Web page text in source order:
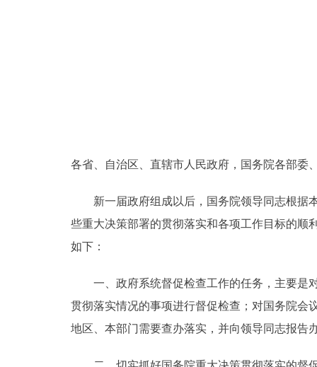
绿色北京
多语种
ENGLISH
DEUTSCH
各省、自治区、直辖市人民政府，国务院各部委
新一届政府组成以后，国务院领导同志根据本
些重大决策部署的贯彻落实和各项工作目标的顺
如下：
一、政府系统督促检查工作的任务，主要是对
贯彻落实情况的事项进行督促检查；对国务院会
地区、本部门需要查办落实，并向领导同志报告